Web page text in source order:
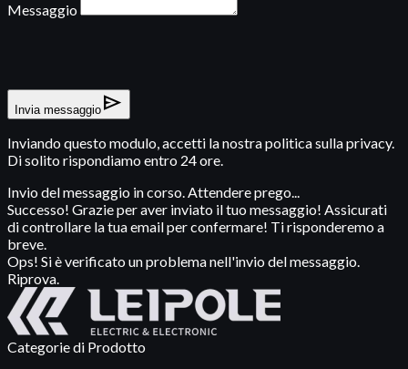
Messaggio
Invia messaggio send
Inviando questo modulo, accetti la nostra politica sulla privacy.
Di solito rispondiamo entro 24 ore.
Invio del messaggio in corso. Attendere prego...
Successo! Grazie per aver inviato il tuo messaggio! Assicurati
di controllare la tua email per confermare! Ti risponderemo a
breve.
Ops! Si è verificato un problema nell'invio del messaggio.
Riprova.
Categorie di Prodotto